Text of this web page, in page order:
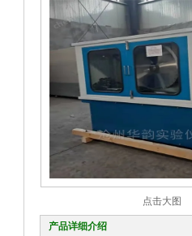
点击大图
产品详细介绍